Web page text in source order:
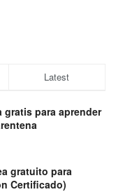
Latest
gratis para aprender
gratuito para
Certificado)